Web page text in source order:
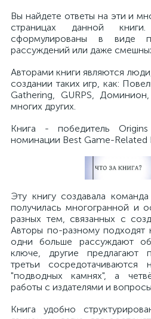
Вы найдете ответы на эти и
страницах данной
сформулированы в виде
рассуждений или даже
Авторами книги являются
создании таких игр, как:
Gathering, GURPS,
многих других.
Книга - победитель
номинации Best Game-Related
Эту книгу создавала
получилась многогранной и
разных тем, связанных с
Авторы по-разному подходят
одни больше рассуждают
ключе, другие предлагают
третьи
"подводных камнях", а
работы с издателями и
Книга удобно